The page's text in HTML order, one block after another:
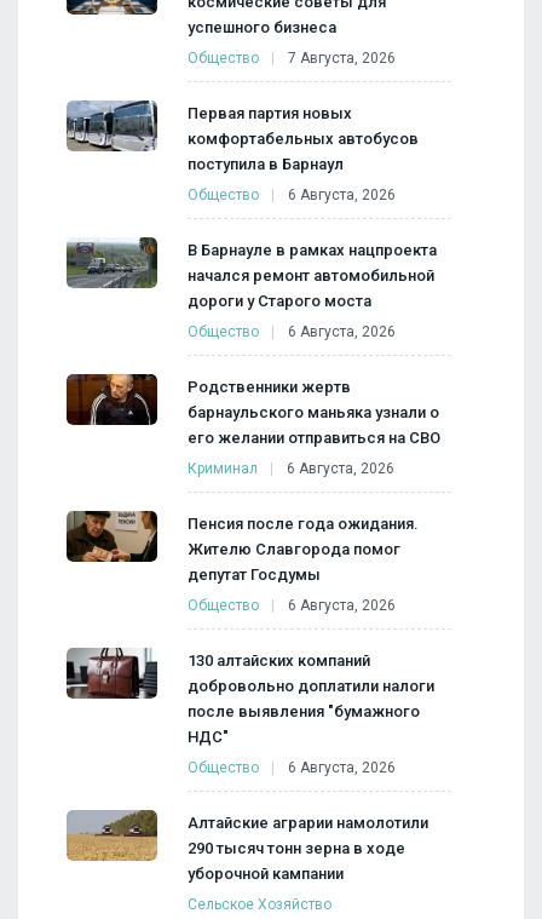
успешного бизнеса
Общество 7 Августа, 2026
Первая партия новых
комфортабельных автобусов
поступила в Барнаул
Общество 6 Августа, 2026
В Барнауле в рамках нацпроекта
начался ремонт автомобильной
дороги у Старого моста
Общество 6 Августа, 2026
Родственники жертв
барнаульского маньяка узнали о
его желании отправиться на СВО
Криминал 6 Августа, 2026
Пенсия после года ожидания.
Жителю Славгорода помог
депутат Госдумы
Общество 6 Августа, 2026
130 алтайских компаний
добровольно доплатили налоги
после выявления "бумажного
НДС"
Общество 6 Августа, 2026
Алтайские аграрии намолотили
290 тысяч тонн зерна в ходе
уборочной кампании
Сельское Хозяйство